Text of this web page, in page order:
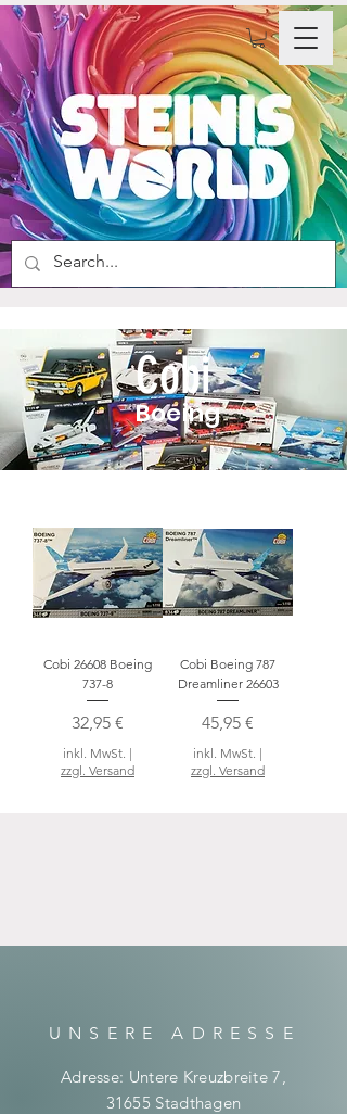
Cobi
Boeing
Cobi 26608 Boeing
737-8
Preis
32,95 €
inkl. MwSt. |
zzgl. Versand
Cobi Boeing 787
Dreamliner 26603
Preis
45,95 €
inkl. MwSt. |
zzgl. Versand
UNSERE ADRESSE
Adresse: Untere Kreuzbreite 7,
31655 Stadthagen